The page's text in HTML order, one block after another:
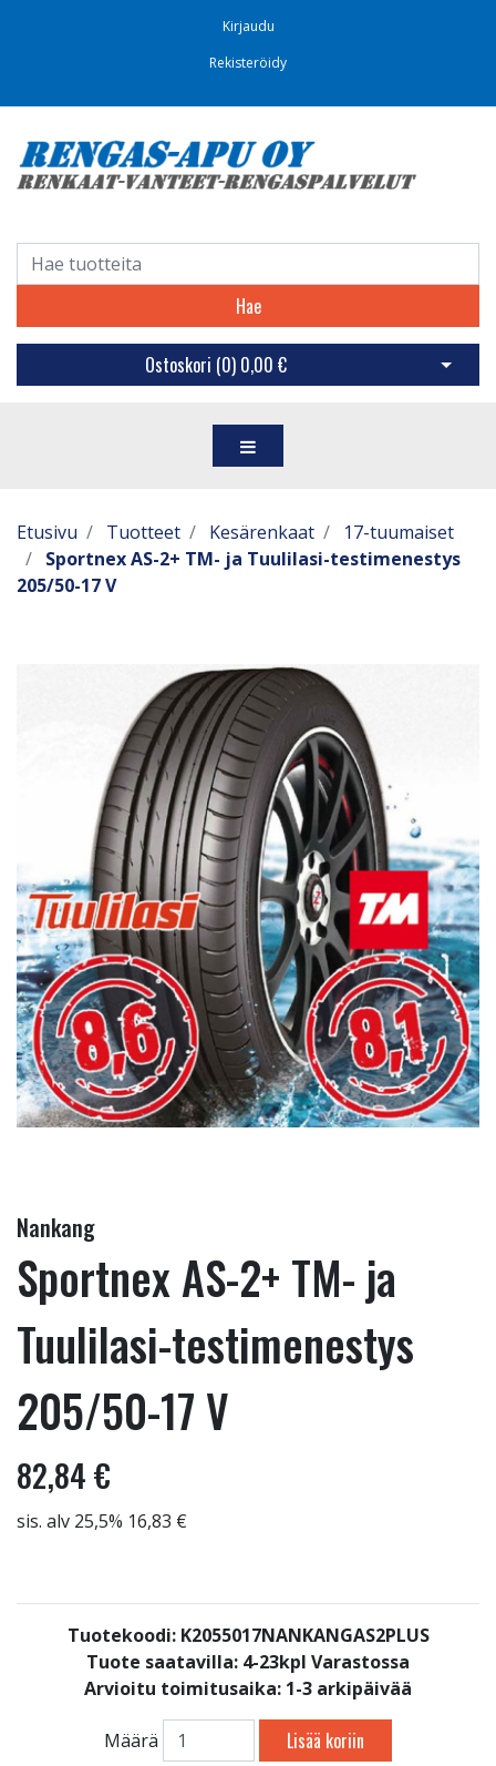
Kirjaudu
Rekisteröidy
Hae
Ostoskori (0) 0,00 € Avaa
Etusivu Tuotteet Kesärenkaat
17-tuumaiset
Sportnex AS-2+ TM- ja Tuulilasi-testimenestys
205/50-17 V
Nankang
Sportnex AS-2+ TM- ja
Tuulilasi-testimenestys
205/50-17 V
82,84 €
sis. alv 25,5% 16,83 €
Tuotekoodi: K2055017NANKANGAS2PLUS
Tuote saatavilla: 4-23kpl Varastossa
Arvioitu toimitusaika: 1-3 arkipäivää
Määrä Lisää koriin